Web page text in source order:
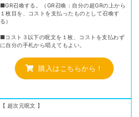
■GR召喚する。（GR召喚：自分の超GRの上から
１枚目を、コストを支払ったものとして召喚す
る）
■コスト３以下の呪文を１枚、コストを支払わず
に自分の手札から唱えてもよい。
購入はこちらから！
【 超次元呪文 】